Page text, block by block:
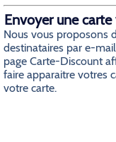
Envoyer une
Nous vous proposons
destinataires par e-
page Carte-Discount
faire apparaitre votres
votre carte.